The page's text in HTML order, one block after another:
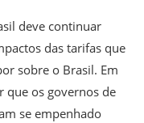
deve continuar
das tarifas que
sobre o Brasil. Em
que os governos de
se empenhado